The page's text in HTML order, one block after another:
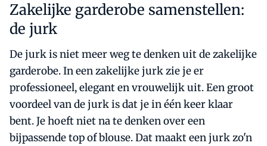
Zakelijke garderobe samenstellen:
de jurk
De jurk is niet meer weg te denken uit de zakelijke
garderobe. In een zakelijke jurk zie je er
professioneel, elegant en vrouwelijk uit. Een groot
voordeel van de jurk is dat je in één keer klaar
bent. Je hoeft niet na te denken over een
bijpassende top of blouse. Dat maakt een jurk zo'n